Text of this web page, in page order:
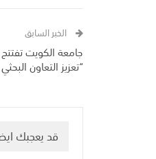
الخبر السابق
جامعة الكويت
“تعزيز التعاون البحثي
قد يعجبك